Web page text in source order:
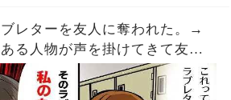
レターを友人に奪われた。→
る人物が声を掛けてきて友人
る・・・